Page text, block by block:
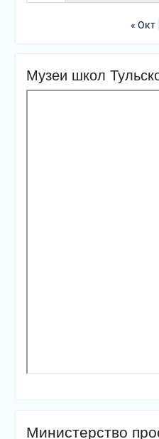
« Окт
Музеи школ
Министерство